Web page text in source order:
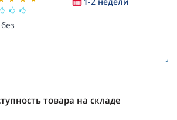
без
товара на складе